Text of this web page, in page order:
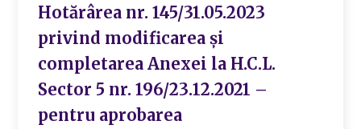
Hotărârea nr. 145/31.05.2023
privind modificarea și
completarea Anexei la H.C.L.
Sector 5 nr. 196/23.12.2021 –
pentru aprobarea